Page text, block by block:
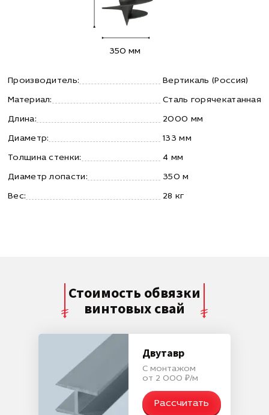
350 мм
Производитель: Вертикаль (Россия)
Материал: Сталь горячекатанная
Длина: 2000 мм
Диаметр: 133 мм
Толщина стенки: 4 мм
Диаметр лопасти: 350 м
Вес: 28 кг
Стоимость обвязки
винтовых свай
Двутавр
С монтажом
от 2 000 ₽/м
Рассчитать